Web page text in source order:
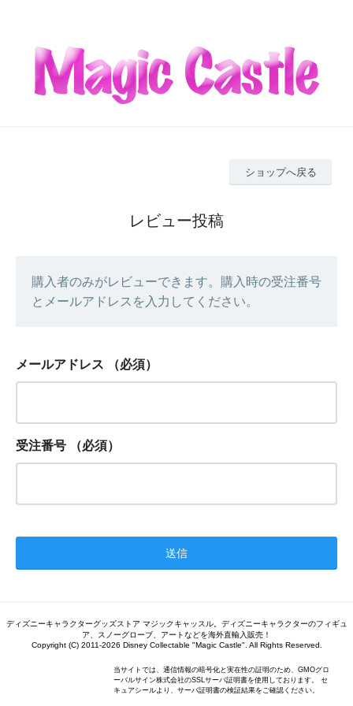
ショップへ戻る
レビュー投稿
購入者のみがレビューできます。購入時の受注番号
とメールアドレスを入力してください。
メールアドレス （必須）
受注番号 （必須）
ディズニーキャラクターグッズストア マジックキャッスル。ディズニーキャラクターのフィギュ
ア、スノーグローブ、アートなどを海外直輸入販売！
Copyright (C) 2011-2026 Disney Collectable "Magic Castle". All Rights Reserved.
当サイトでは、通信情報の暗号化と実在性の証明のため、GMOグロ
ーバルサイン株式会社のSSLサーバ証明書を使用しております。 セ
キュアシールより、サーバ証明書の検証結果をご確認ください。